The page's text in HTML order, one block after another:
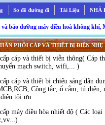
Sơ đồ đường đi Tài Liệu NHÀ
máy điều hoà không khí,
PHỐI CÁP VÀ THIẾT BỊ ĐIỆN NHẸ
cáp và thiết bị viễn thông( Cáp
mạch switch, wifi,... )
cáp và thiết bị chiếu sáng dân
Công tắc, ổ cắm, tủ
tối ưu
máy điều hòa nhiết độ ( Các